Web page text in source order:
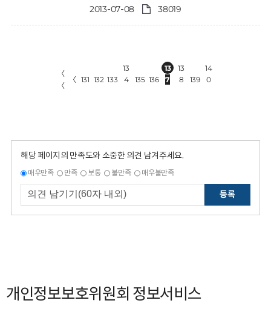
2013-07-08 38019
〈
〈
〈 131 132 133
13
4
135 136
13
7
13
8
139
14
0
해당 페이지의 만족도와 소중한 의견 남겨주세요.
매우만족 만족 보통 불만족 매우불만족
등록
개인정보보호위원회 정보서비스